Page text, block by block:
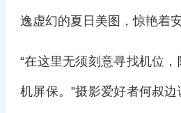
逸虚幻的夏日美图，惊艳
“在这里无须刻意寻找机位
机屏保。”摄影爱好者何叔